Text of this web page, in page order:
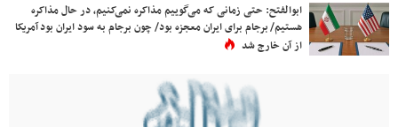
ابوالفتح: حتی زمانی که می‌گوییم مذاکره نمی‌کنیم، در حال مذاکره
هستیم/ برجام برای ایران معجزه بود/ چون برجام به سود ایران بود آمریکا
از آن خارج شد